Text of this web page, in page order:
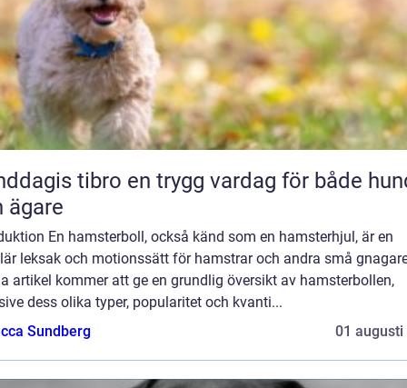
en trygg vardag för både hund
ägare
En hamsterboll, också känd som en hamsterhjul, är en
leksak och motionssätt för hamstrar och andra små
artikel kommer att ge en grundlig översikt av hamsterbollen,
dess olika typer, popularitet och kvanti...
Sundberg
01 augusti